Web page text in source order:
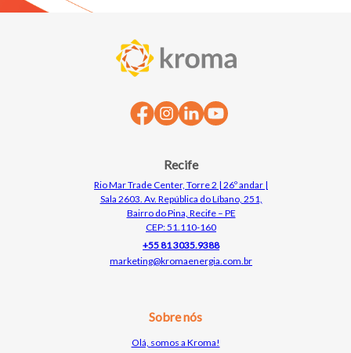
Recife
Rio Mar Trade Center, Torre 2 | 26º andar |
Sala 2603. Av. República do Líbano, 251,
Bairro do Pina, Recife – PE
CEP: 51.110-160
+55 81 3035.9388
marketing@kromaenergia.com.br
Sobre nós
Olá, somos a Kroma!